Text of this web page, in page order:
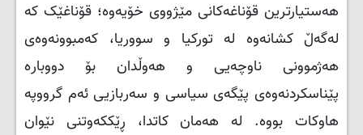
هەستیارترین قۆناغەکانی مێژووی خۆیەوە؛ قۆناغێک کە
لەگەڵ کشانەوە لە تورکیا و سووریا، کەمبوونەوەی
هەژموونی ناوچەیی و هەوڵدان بۆ دووبارە
پێناسکردنەوەی پێگەی سیاسی و سەربازیی ئەم گرووپە
هاوکات بووە. لە هەمان کاتدا، ڕێککەوتنی نێوان